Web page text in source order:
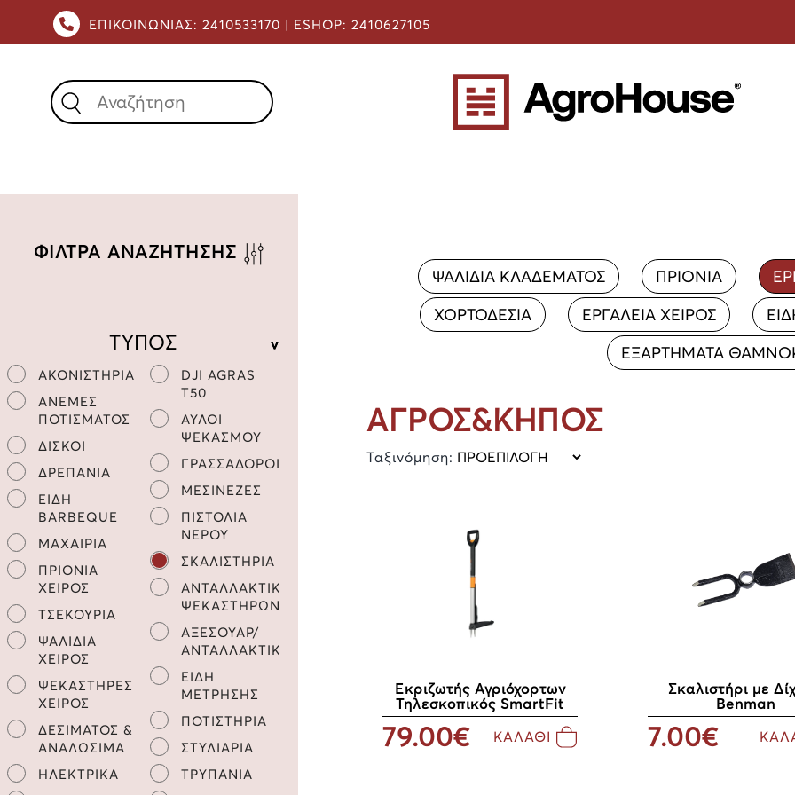
ΕΠΙΚΟΙΝΩΝΙΑΣ: 2410533170 | ESHOP: 2410627105
ΦΙΛΤΡΑ ΑΝΑΖΗΤΗΣΗΣ
ΤΥΠΟΣ
ΑΚΟΝΙΣΤΗΡΙΑ
ΑΝΕΜΕΣ
ΠΟΤΙΣΜΑΤΟΣ
ΔΙΣΚΟΙ
ΔΡΕΠΑΝΙΑ
ΕΙΔΗ
BARBEQUE
ΜΑΧΑΙΡΙΑ
ΠΡΙΟΝΙΑ
ΧΕΙΡΟΣ
ΤΣΕΚΟΥΡΙΑ
ΨΑΛΙΔΙΑ
ΧΕΙΡΟΣ
ΨΕΚΑΣΤΗΡΕΣ
ΧΕΙΡΟΣ
ΔΕΣΙΜΑΤΟΣ &
ΑΝΑΛΩΣΙΜΑ
ΗΛΕΚΤΡΙΚΑ
DJI AGRAS
T50
ΑΥΛΟΙ
ΨΕΚΑΣΜΟΥ
ΓΡΑΣΣΑΔΟΡΟΙ
ΜΕΣΙΝΕΖΕΣ
ΠΙΣΤΟΛΙΑ
ΝΕΡΟΥ
ΣΚΑΛΙΣΤΗΡΙΑ
ΑΝΤΑΛΛΑΚΤΙΚΑ
ΨΕΚΑΣΤΗΡΩΝ
ΑΞΕΣΟΥΑΡ/
ΑΝΤΑΛΛΑΚΤΙΚΑ
ΕΙΔΗ
ΜΕΤΡΗΣΗΣ
ΠΟΤΙΣΤΗΡΙΑ
ΣΤΥΛΙΑΡΙΑ
ΤΡΥΠΑΝΙΑ
ΨΑΛΙΔΙΑ ΚΛΑΔΕΜΑΤΟΣ ΠΡΙΟΝΙΑ
ΧΟΡΤΟΔΕΣΙΑ
ΕΡΓΑΛΕΙΑ ΧΕΙΡΟΣ
ΕΞΑΡΤΗΜΑΤΑ
ΑΓΡΟΣ&ΚΗΠΟΣ
Ταξινόμηση:
Εκριζωτής Αγριόχορτων
Τηλεσκοπικός SmartFit
79.00€ ΚΑΛΑΘΙ
Σκαλιστήρι με
Benman
7.00€